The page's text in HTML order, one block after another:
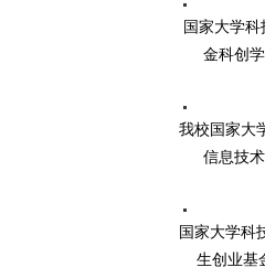
国家大学
金科创
我校国家大
信息技
国家大学科
生创业基